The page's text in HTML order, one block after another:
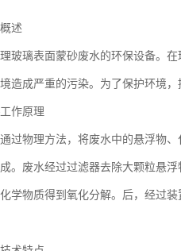
述
玻璃表面蒙砂废水的环保设备。
造成严重的污染。为了保护环境
作原理
过物理方法，将废水中的悬浮物
。废水经过过滤器去除大颗粒悬
学物质得到氧化分解。后，经过装